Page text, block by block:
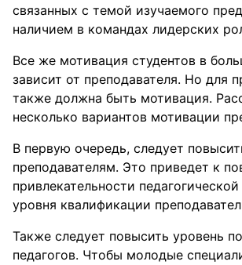
связанных с темой изучаемого
наличием в командах лидерских
Все же мотивация студентов в
зависит от преподавателя. Но для
также должна быть мотивация.
несколько вариантов мотивации
В первую очередь, следует
преподавателям. Это приведет к
привлекательности
уровня квалификации
Также следует повысить уровень
педагогов. Чтобы молодые